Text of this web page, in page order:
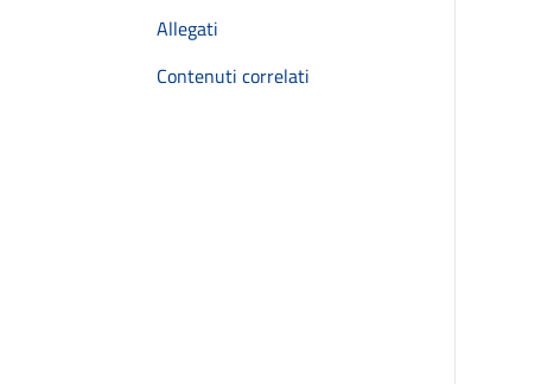
Allegati
Contenuti correlati